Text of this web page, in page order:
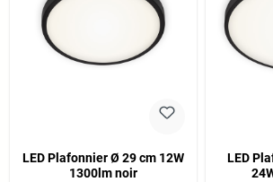
LED Plafonnier Ø 29 cm 12W
1300lm noir
LED